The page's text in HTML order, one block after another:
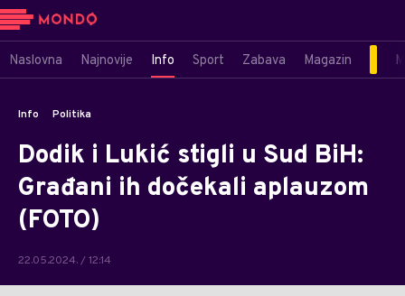
Naslovna Najnovije Info Sport Zabava Magazin
Info Politika
Dodik i Lukić stigli u Sud BiH:
Građani ih dočekali aplauzom
(FOTO)
22.05.2024. / 12:14